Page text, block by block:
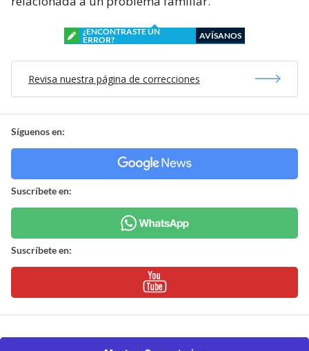
¿ENCONTRASTE UN
ERROR?
AVÍSANOS
Revisa nuestra página de correcciones
Síguenos en:
Suscríbete en:
Suscríbete en: